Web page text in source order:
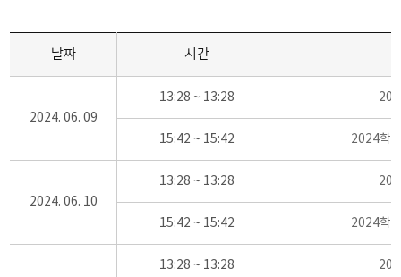
날짜 시간
2024. 06. 09
13:28 ~ 13:28
15:42 ~ 15:42 2024학
2024. 06. 10
13:28 ~ 13:28
15:42 ~ 15:42 2024학
13:28 ~ 13:28